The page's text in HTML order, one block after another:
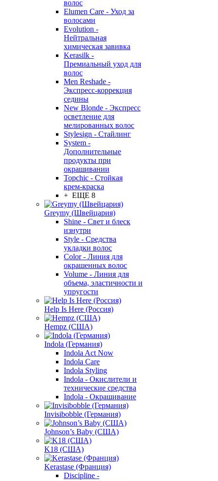
волос
Elumen Care - Уход за
волосами
Evolution -
Нейтральная
химическая завивка
Kerasilk -
Премиальный уход для
волос
Men Reshade -
Экспресс-коррекция
седины
New Blonde - Экспресс
осветление для
мелированных волос
Stylesign - Стайлинг
System -
Дополнительные
продукты при
окрашивании
Topchic - Стойкая
крем-краска
+ ЕЩЕ 8
Greymy (Швейцария)
Shine - Свет и блеск
изнутри
Style - Средства
укладки волос
Color - Линия для
окрашенных волос
Volume - Линия для
объема, эластичности и
упругости
Help Is Here (Россия)
Hempz (США)
Indola (Германия)
Indola Act Now
Indola Care
Indola Styling
Indola - Окислители и
технические средства
Indola - Окрашивание
Invisibobble (Германия)
Johnson’s Baby (США)
K18 (США)
Kerastase (Франция)
Discipline -